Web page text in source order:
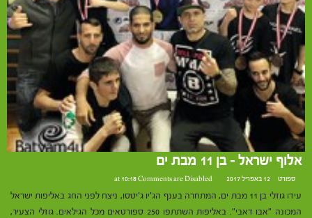
אלוף ישראל – בן 11 מבת ים
ספורט 12 באפריל 2017 at 10:18 Comments are Disabled
עידו גוזלי בן 11 מבת ים, המתחרה בענף הג'יו ג'יטסו, ניצח לפני החג באליפות ישראל
המכונה "אבו דאבי". באליפות השתתפו 250 ספורטאים מכל הגילאים. גוזלי הצעיר,